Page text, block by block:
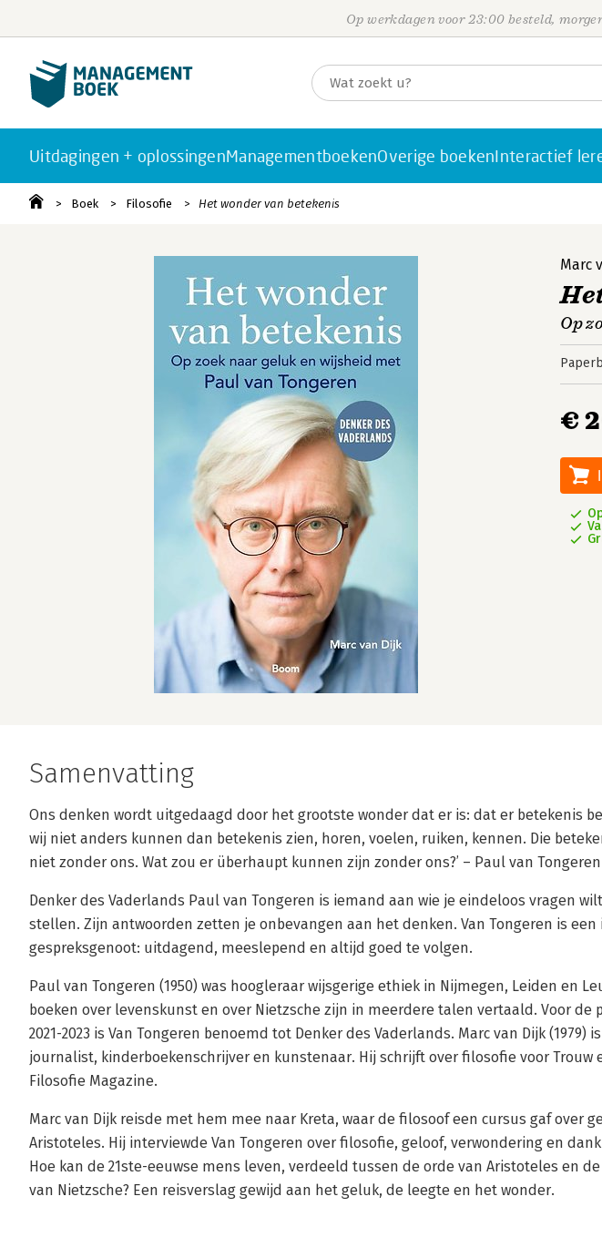
Op werkdagen voor 23:00 besteld,
Uitdagingen + oplossingenManagementboekenOverige boekenInteractief
Boek Filosofie Het wonder van betekenis
Marc
Op
€
Samenvatting
Ons denken wordt uitgedaagd door het grootste wonder dat er is: dat er betekenis
wij niet anders kunnen dan betekenis zien, horen, voelen, ruiken, kennen. Die
niet zonder ons. Wat zou er überhaupt kunnen zijn zonder ons?’ – Paul van Tongeren
Denker des Vaderlands Paul van Tongeren is iemand aan wie je eindeloos vragen
stellen. Zijn antwoorden zetten je onbevangen aan het denken. Van Tongeren is een
gespreksgenoot: uitdagend, meeslepend en altijd goed te volgen.
Paul van Tongeren (1950) was hoogleraar wijsgerige ethiek in Nijmegen, Leiden en
boeken over levenskunst en over Nietzsche zijn in meerdere talen vertaald. Voor de
2021-2023 is Van Tongeren benoemd tot Denker des Vaderlands. Marc van Dijk (1979) is
journalist, kinderboekenschrijver en kunstenaar. Hij schrijft over filosofie voor Trouw
Filosofie Magazine.
Marc van Dijk reisde met hem mee naar Kreta, waar de filosoof een cursus gaf over
Aristoteles. Hij interviewde Van Tongeren over filosofie, geloof, verwondering en
Hoe kan de 21ste-eeuwse mens leven, verdeeld tussen de orde van Aristoteles en de
van Nietzsche? Een reisverslag gewijd aan het geluk, de leegte en het wonder.